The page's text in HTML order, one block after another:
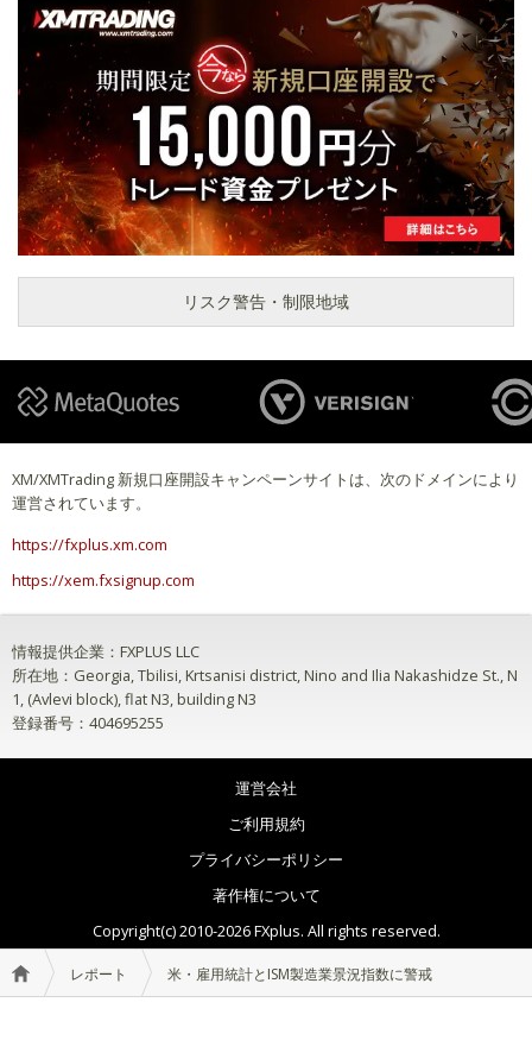
レポート 米・雇用統計とISM製造業景況指数に警戒
リスク警告・制限地域
XM/XMTrading 新規口座開設キャンペーンサイトは、次のドメインにより
運営されています。
https://fxplus.xm.com
https://xem.fxsignup.com
情報提供企業：FXPLUS LLC
所在地：Georgia, Tbilisi, Krtsanisi district, Nino and Ilia Nakashidze St., N
1, (Avlevi block), flat N3, building N3
登録番号：404695255
運営会社
ご利用規約
プライバシーポリシー
著作権について
Copyright(c) 2010-2026 FXplus. All rights reserved.